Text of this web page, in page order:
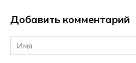
Добавить комментарий
Имя
*